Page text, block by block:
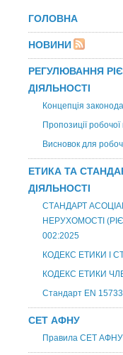
ГОЛОВНА
НОВИНИ
РЕГУЛЮВАННЯ
ДІЯЛЬНОСТІ
Концепція
Пропозиції робочої
Висновок для
ЕТИКА ТА
ДІЯЛЬНОСТІ
СТАНДАРТ
НЕРУХОМОСТІ
002:2025
КОДЕКС ЕТИКИ І
КОДЕКС ЕТИКИ
Стандарт EN
СЕТ АФНУ
Правила СЕТ АФНУ